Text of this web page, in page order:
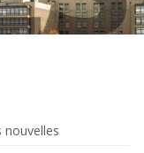
nouvelles